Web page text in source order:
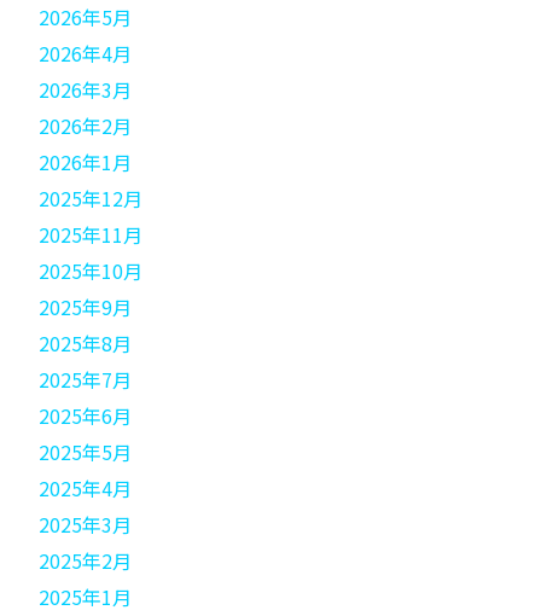
2026年5月
2026年4月
2026年3月
2026年2月
2026年1月
2025年12月
2025年11月
2025年10月
2025年9月
2025年8月
2025年7月
2025年6月
2025年5月
2025年4月
2025年3月
2025年2月
2025年1月